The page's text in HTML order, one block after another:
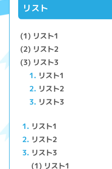
リスト
リスト1
リスト2
リスト3
リスト1
リスト2
リスト3
リスト1
リスト2
リスト3
リスト1